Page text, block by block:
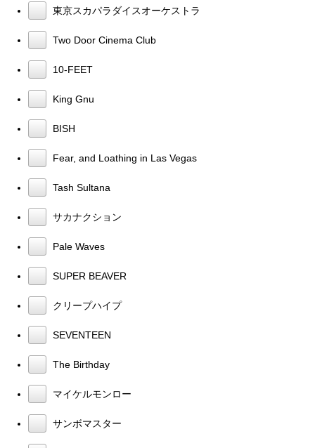
東京スカパラダイスオーケストラ
Two Door Cinema Club
10-FEET
King Gnu
BISH
Fear, and Loathing in Las Vegas
Tash Sultana
サカナクション
Pale Waves
SUPER BEAVER
クリープハイプ
SEVENTEEN
The Birthday
マイケルモンロー
サンボマスター